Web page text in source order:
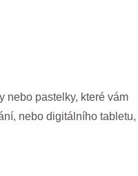
nebo pastelky, které vám
nebo digitálního tabletu,